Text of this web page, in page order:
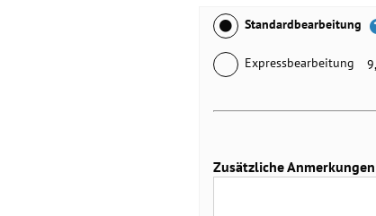
Standardbearbeitung
Expressbearbeitung
Zusätzliche